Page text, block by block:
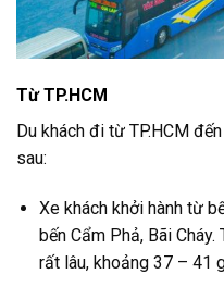
Từ TP.HCM
Du khách đi từ TP.HCM
sau:
Xe khách khởi hành từ
bến Cẩm Phả, Bãi
rất lâu, khoảng 37 – 41